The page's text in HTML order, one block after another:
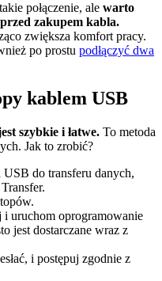
połączenie, ale warto
zakupem kabla.
zwiększa komfort pracy.
po prostu podłączyć dwa
kablem USB
szybkie i łatwe. To metoda
Jak to zrobić?
USB do transferu danych,
i uruchom oprogramowanie
jest dostarczane wraz z
i postępuj zgodnie z